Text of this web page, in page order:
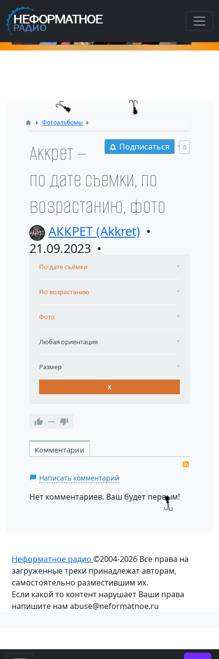
Как
Фотоальбомы
Подписаться 0
Аккрет —
по дате съёмки, по
возрастанию, фото
АККРЕТ (Akkret)
21.09.2023
По дате съёмки
По возрастанию
Фото
Любая ориентация
Размер
x
—
Комментарии
Написать комментарий
Нет комментариев. Ваш будет первым!
Неформатное радио ©2004-2026 Все права на
загруженные треки принадлежат авторам,
самостоятельно разместившим их.
Если какой то контент нарушает Ваши права
напишите нам abuse@neformatnoe.ru